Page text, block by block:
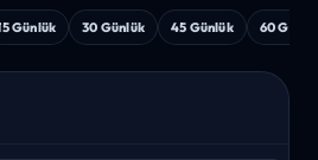
Günlük 30 Günlük 45 Günlük 60